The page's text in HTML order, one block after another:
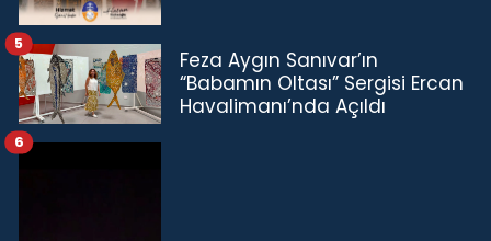
Feza Aygın Sanıvar’ın
“Babamın Oltası” Sergisi Ercan
Havalimanı’nda Açıldı
5
6